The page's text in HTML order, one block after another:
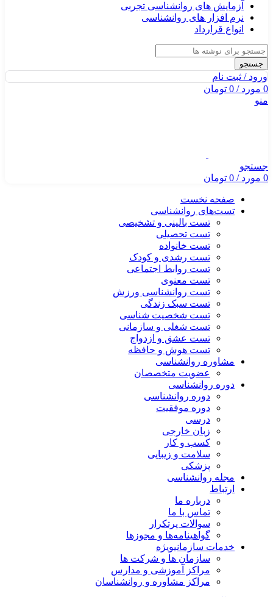
آزمایش های روانشناسی تجربی
نرم افزار های روانشناسی
انواع قرارداد
جستجو
ورود / ثبت نام
0 مورد/
0 تومان
منو
جستجو
0 مورد/
0 تومان
صفحه نخست
تست‌های روانشناسی
تست بالینی و تشخیصی
تست تحصیلی
تست خانواده
تست رشدی و کودک
تست روابط اجتماعی
تست معنوی
تست روانشناسی ورزش
تست سبک زندگی
تست شخصیت شناسی
تست شغلی و سازمانی
تست عشق و ازدواج
تست هوش و حافظه
مشاوره روانشناسی
عضویت متخصصان
دوره روانشناسی
دوره روانشناسی
دوره موفقیت
درسی
زبان خارجی
کسب و کار
سلامت و زیبایی
پزشکی
مجله روانشناسی
ارتباط
درباره ما
تماس با ما
سوالات پرتکرار
گواهینامه‌ها و مجوزها
خدمات سازمانیویژه
سازمان ها و شرکت ها
مراکز آموزشی و مدارس
مراکز مشاوره و روانشناسان